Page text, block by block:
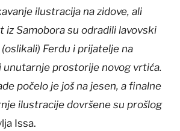
ilustracija na zidove, ali
iz Samobora su odradili lavovski
Ferdu i prijatelje na
unutarnje prostorije novog vrtića.
počelo je još na jesen, a finalne
ilustracije dovršene su prošlog
Issa.